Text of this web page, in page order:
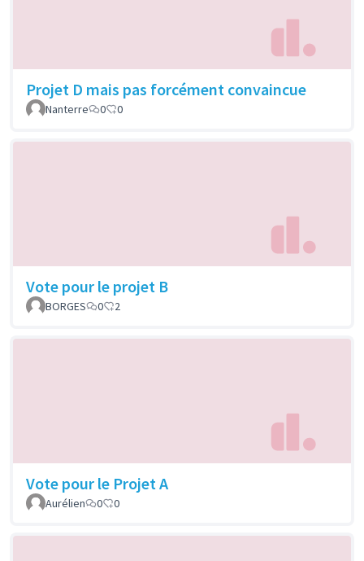
Projet D mais pas forcément convaincue
Nanterre 0 0
Vote pour le projet B
BORGES 0 2
Vote pour le Projet A
Aurélien 0 0